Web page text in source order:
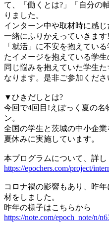
て、「働くとは?」「自分の
りました。
インターン中や取材時に感
一緒にふりかえっていきます!
「就活」に不安を抱えてい
たイメージを抱えている学生
同じ悩みを抱えていた学生
なります。是非ご参加くださ
▼ひきだしとは?
今回で4回目!えぽっく夏の
ン。
全国の学生と茨城の中小企
夏休みに実施しています。
本プログラムについて、詳し
https://epochers.com/project/
コロナ禍の影響もあり、昨
材をしました。
昨年の様子はこちらから
https://note.com/epoch_note/n/